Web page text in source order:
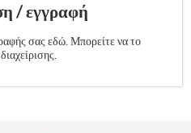
/ εγγραφή
σας εδώ. Μπορείτε να το